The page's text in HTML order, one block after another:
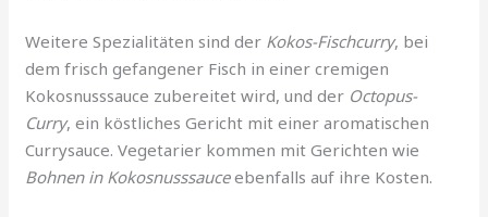
Weitere Spezialitäten sind der Kokos-Fischcurry, bei
dem frisch gefangener Fisch in einer cremigen
Kokosnusssauce zubereitet wird, und der Octopus-
Curry, ein köstliches Gericht mit einer aromatischen
Currysauce. Vegetarier kommen mit Gerichten wie
Bohnen in Kokosnusssauceebenfalls auf ihre Kosten.